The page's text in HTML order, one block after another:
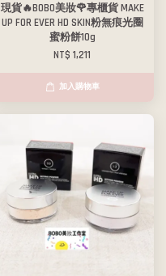
現貨🔥BOBO美妝🌹專櫃貨 MAKE
UP FOR EVER HD SKIN粉無痕光圈
蜜粉餅10g
NT$ 1,211
加入購物車